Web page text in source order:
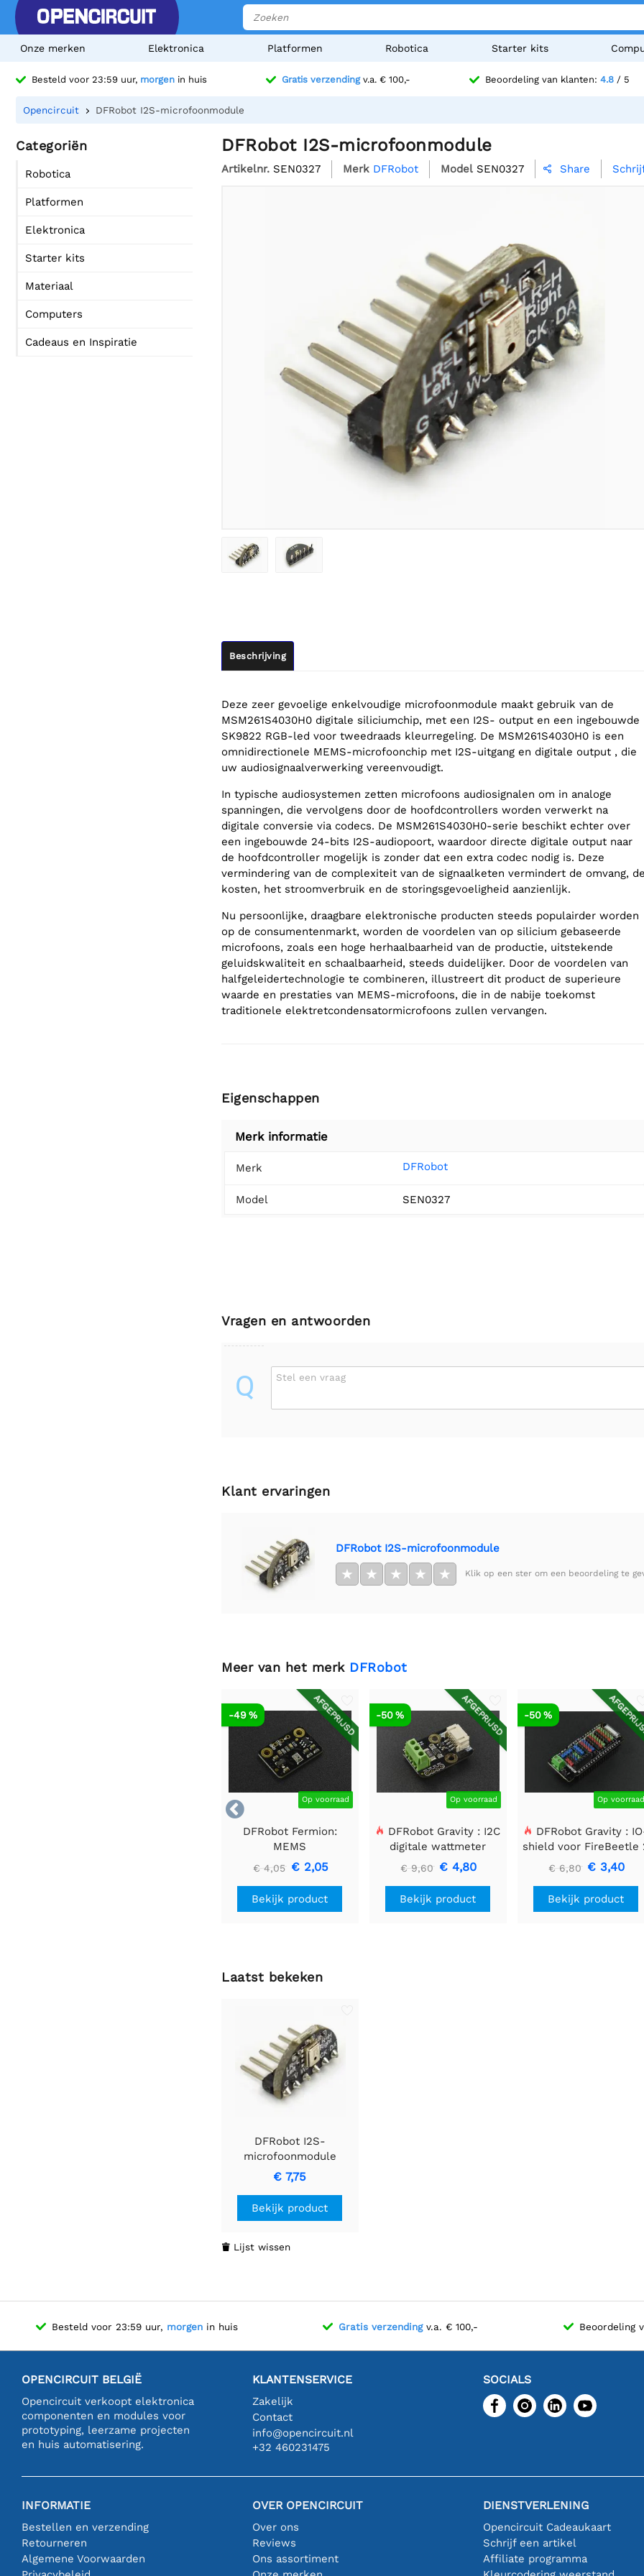
Onze merken Elektronica Platformen Robotica Starter kits
Besteld voor 23:59 uur, morgen in huis Gratis verzendingv.a. € 100,- Beoordeling van klanten: 4.8/ 5
Opencircuit DFRobot I2S-microfoonmodule
Categoriën
Robotica
Platformen
Elektronica
Starter kits
Materiaal
Computers
Cadeaus en Inspiratie
DFRobot I2S-microfoonmodule
Artikelnr. SEN0327 Merk DFRobot Model SEN0327  Share
Beschrijving
Deze zeer gevoelige enkelvoudige microfoonmodule maakt gebruik van de
MSM261S4030H0 digitale siliciumchip, met een I2S- output en een ingebouwde
SK9822 RGB-led voor tweedraads kleurregeling. De MSM261S4030H0 is een
omnidirectionele MEMS-microfoonchip met I2S-uitgang en digitale output , die
uw audiosignaalverwerking vereenvoudigt.
In typische audiosystemen zetten microfoons audiosignalen om in analoge
spanningen, die vervolgens door de hoofdcontrollers worden verwerkt na
digitale conversie via codecs. De MSM261S4030H0-serie beschikt echter over
een ingebouwde 24-bits I2S-audiopoort, waardoor directe digitale output naar
de hoofdcontroller mogelijk is zonder dat een extra codec nodig is. Deze
vermindering van de complexiteit van de signaalketen vermindert de omvang,
kosten, het stroomverbruik en de storingsgevoeligheid aanzienlijk.
Nu persoonlijke, draagbare elektronische producten steeds populairder worden
op de consumentenmarkt, worden de voordelen van op silicium gebaseerde
microfoons, zoals een hoge herhaalbaarheid van de productie, uitstekende
geluidskwaliteit en schaalbaarheid, steeds duidelijker. Door de voordelen van
halfgeleidertechnologie te combineren, illustreert dit product de superieure
waarde en prestaties van MEMS-microfoons, die in de nabije toekomst
traditionele elektretcondensatormicrofoons zullen vervangen.
Eigenschappen
Merk informatie
Merk DFRobot
Model SEN0327
Vragen en antwoorden
Q Stel een vraag
Klant ervaringen
DFRobot I2S-microfoonmodule
★ ★ ★ ★ ★ Klik op een ster om een beoordeling te
Meer van het merk DFRobot

AFGEPRIJSD
Op voorraad
-49 %
DFRobot Fermion:
MEMS
microfoonmodule
€ 4,05 € 2,05
Bekijk product
AFGEPRIJSD
Op voorraad
-50 %
DFRobot Gravity : I2C
digitale wattmeter
€ 9,60 € 4,80
Bekijk product
Op
-50 %
DFRobot Gravity :
shield voor FireBeetle
(ESP32-E/M0)
€ 6,80 € 3,40
Bekijk product
Laatst bekeken
DFRobot I2S-
microfoonmodule
€ 7,75
Bekijk product
 Lijst wissen
Besteld voor 23:59 uur, morgen in huis Gratis verzendingv.a. € 100,- Beoordeling
OPENCIRCUIT BELGIË
Opencircuit verkoopt elektronica
componenten en modules voor
prototyping, leerzame projecten
en huis automatisering.
KLANTENSERVICE
Zakelijk
Contact
info@opencircuit.nl
+32 460231475
SOCIALS
INFORMATIE
Bestellen en verzending
Retourneren
Algemene Voorwaarden
OVER OPENCIRCUIT
Over ons
Reviews
Ons assortiment
DIENSTVERLENING
Opencircuit Cadeaukaart
Schrijf een artikel
Affiliate programma